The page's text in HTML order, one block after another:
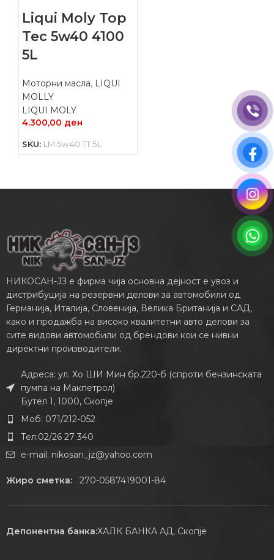
Liqui Moly Top
Tec 5w40 4100
5L
Моторни масла, LIQUI
MOLLY
LIQUI MOLY
4.300,00 ден
SKU: LM 5w40 TT 5L
НИКОСАН-ЈЗ е фирма чија основна дејност е увоз и
дистрибуција на резервни делови за автомобили од
Германија, Италија, Словенија, Велика Британија и САД,
како и продажба на високо квалитетни авто делови за
сите видови автомобили од брендови кои се нивни
директни производители.
Адреса: ул. Хо ШИ Мин бр.220-б (спроти бензинската
пумпа на Макпетрол)
Бутел 1, 1000, Скопје
Моб: 071/212-052
Тел:02/26 27 340
e-mail: nikosan_jz@yahoo.com
Жиро сметка:270-0587419001-84
Депонентна банка:ХАЛК БАНКА АД, Скопје